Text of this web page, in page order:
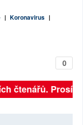
| Koronavirus |
0